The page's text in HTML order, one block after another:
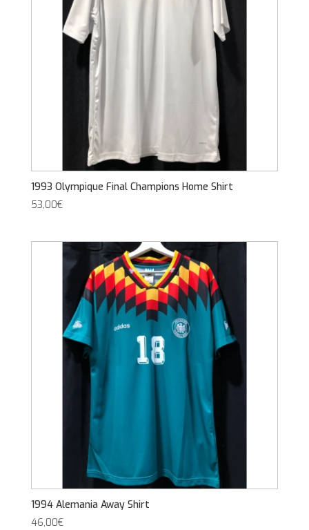
1993 Olympique Final Champions Home Shirt
53,00€
1994 Alemania Away Shirt
46,00€